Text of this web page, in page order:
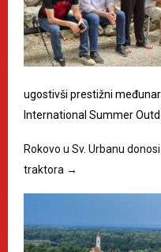
ugostivši prestižni
International Summer
Rokovo u Sv. Urbanu
traktora →